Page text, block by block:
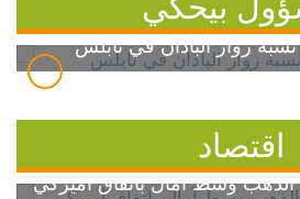
زوار الباذان في نابلس
اقتصاد
الذهب وسط آمال باتفاق أميركي